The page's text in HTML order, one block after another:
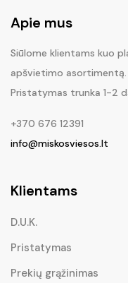
Apie mus
Siūlome klientams kuo
apšvietimo
Pristatymas trunka 1-2
+370 676 12391
info@miskosviesos.lt
Klientams
D.U.K.
Pristatymas
Prekių grąžinimas